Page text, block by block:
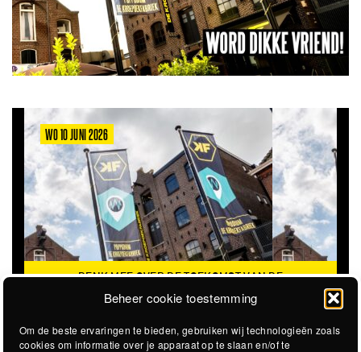
Beheer cookie toestemming
Om de beste ervaringen te bieden, gebruiken wij technologieën zoals
cookies om informatie over je apparaat op te slaan en/of te
WO 10 JUNI 2026
DENK MEE OVER DE TOEKOMST VAN DE
KROEPOEKFABRIEK